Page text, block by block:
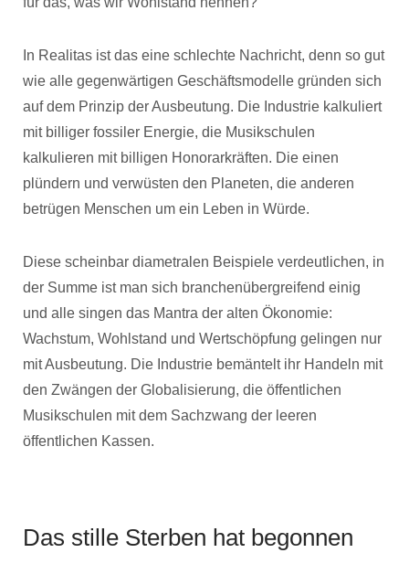
In Realitas ist das eine schlechte Nachricht, denn so gut
wie alle gegenwärtigen Geschäftsmodelle gründen sich
auf dem Prinzip der Ausbeutung. Die Industrie kalkuliert
mit billiger fossiler Energie, die Musikschulen
kalkulieren mit billigen Honorarkräften. Die einen
plündern und verwüsten den Planeten, die anderen
betrügen Menschen um ein Leben in Würde.
Diese scheinbar diametralen Beispiele verdeutlichen, in
der Summe ist man sich branchenübergreifend einig
und alle singen das Mantra der alten Ökonomie:
Wachstum, Wohlstand und Wertschöpfung gelingen nur
mit Ausbeutung. Die Industrie bemäntelt ihr Handeln mit
den Zwängen der Globalisierung, die öffentlichen
Musikschulen mit dem Sachzwang der leeren
öffentlichen Kassen.
Das stille Sterben hat begonnen